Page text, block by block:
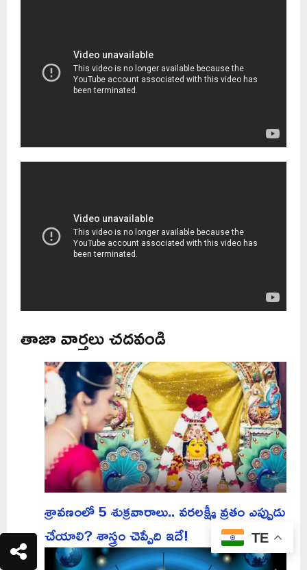
తాజా వార్తలు చదవండి
శ్రావణంలో 5 శుక్రవారాలు.. వరలక్ష్మీ వ్రతం ఎప్పుడు
చేయాలి? శాస్త్రం చెప్పేది ఇదే!
TE